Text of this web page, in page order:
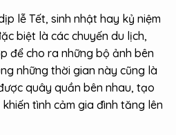
lễ Tết, sinh nhật hay kỷ niệm
biệt là các chuyến du lịch,
để cho ra những bộ ảnh bên
những thời gian này cũng là
quây quần bên nhau, tạo
tình cảm gia đình tăng lên